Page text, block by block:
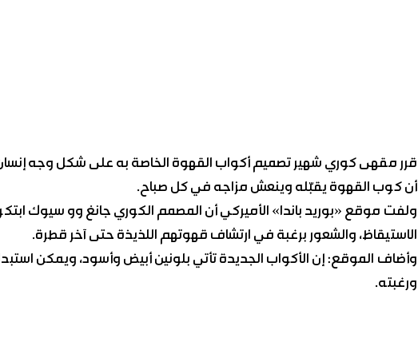
قرر مقهى كوري شهير تصميم أكواب القهوة الخاصة به على شكل وجه إنسان
أن كوب القهوة يقبّله وينعش مزاجه في كل صباح.
ولفت موقع «بوريد باندا» الأميركي أن المصمم الكوري جانغ وو سيوك
الاستيقاظ، والشعور برغبة في ارتشاف قهوتهم اللذيذة حتى آخر قطرة.
وأضاف الموقع: إن الأكواب الجديدة تأتي بلونين أبيض وأسود، ويمكن
ورغبته.